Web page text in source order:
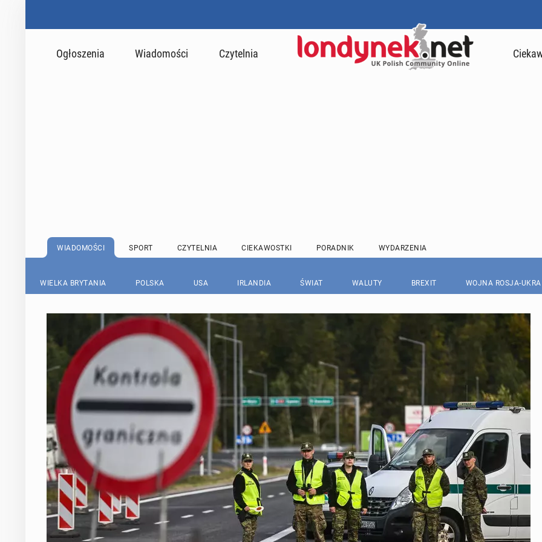
Ogłoszenia Wiadomości Czytelnia
WIADOMOŚCI SPORT CZYTELNIA CIEKAWOSTKI PORADNIK WYDARZENIA
WIELKA BRYTANIA POLSKA USA IRLANDIA ŚWIAT WALUTY BREXIT WOJNA ROSJA-